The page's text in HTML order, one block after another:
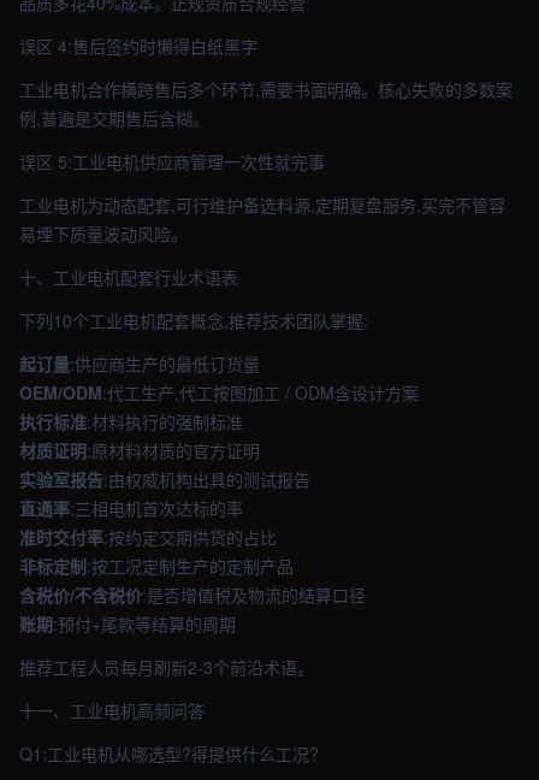
误区 4:售后签约时懒得白纸黑字
工业电机合作横跨售后多个环节,需要书面明确。核心失败的多数案
例,普遍是交期售后含糊。
误区 5:工业电机供应商管理一次性就完事
工业电机为动态配套,可行维护备选料源,定期复盘服务,买完不管容
易埋下质量波动风险。
十、工业电机配套行业术语表
下列10个工业电机配套概念,推荐技术团队掌握:
起订量:供应商生产的最低订货量
OEM/ODM:代工生产,代工按图加工 / ODM含设计方案
执行标准:材料执行的强制标准
材质证明:原材料材质的官方证明
实验室报告:由权威机构出具的测试报告
直通率:三相电机首次达标的率
准时交付率:按约定交期供货的占比
非标定制:按工况定制生产的定制产品
含税价/不含税价:是否增值税及物流的结算口径
账期:预付+尾款等结算的周期
推荐工程人员每月刷新2-3个前沿术语。
十一、工业电机高频问答
Q1:工业电机从哪选型?得提供什么工况?